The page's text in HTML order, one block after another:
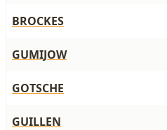
BROCKES
GUMIJOW
GOTSCHE
GUILLEN